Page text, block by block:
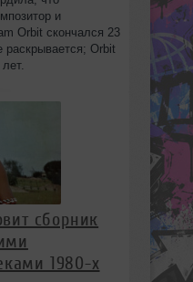
и
Orbit скончался 23
Orbit
сборник
1980-х